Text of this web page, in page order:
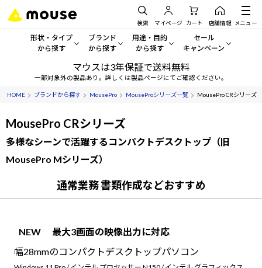
検索 マイページ カート 店舗情報 メニュー
形状・タイプ
から探す
形状・タイプから探す をすべてみる
デスクトップPC
ノートPC
タブレット
サーバー
ブランド
から探す
mouse
G TUNE
NEXTGEAR
DAIV
MousePro
Windows 11|Copilot+ PC
用途・目的
から探す
一般向けパソコン
ゲーミングPC・ゲーム向けパソコン
学習向けパソコン
セール
キャンペーン
セール・キャンペー
期間限定セール
アウトレットパソコン
すべて新品の旧モデル製品
今イチオシのパソコンをピ
マウスは3年保証で送料無料
一部対象外の製品あり。詳しくは製品ページにてご確認ください。
HOME ブランドから探す MousePro MouseProシリーズ一覧 MousePro CRシリーズ
MousePro CRシリーズ
多様なシーンで活躍するコンパクトデスクトップ（旧
MousePro Mシリーズ）
通常業務 書類作成などおすすめ
NEW
最大3画面の映像出力に対応
幅28mmのコンパクトデスクトップパソコン